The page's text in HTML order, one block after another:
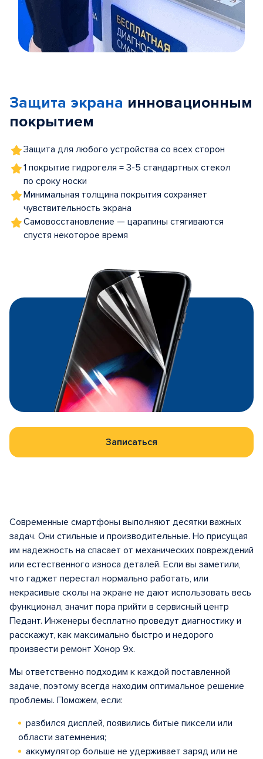
5
Защита экрана инновационным
покрытием
Защита для любого устройства со всех сторон
1 покрытие гидрогеля = 3-5 стандартных стекол
по сроку носки
Минимальная толщина покрытия сохраняет
чувствительность экрана
Самовосстановление — царапины стягиваются
спустя некоторое время
Записаться
Современные смартфоны выполняют десятки важных
задач. Они стильные и производительные. Но присущая
им надежность на спасает от механических повреждений
или естественного износа деталей. Если вы заметили,
что гаджет перестал нормально работать, или
некрасивые сколы на экране не дают использовать весь
функционал, значит пора прийти в сервисный центр
Педант. Инженеры бесплатно проведут диагностику и
расскажут, как максимально быстро и недорого
произвести ремонт Хонор 9x.
Мы ответственно подходим к каждой поставленной
задаче, поэтому всегда находим оптимальное решение
проблемы. Поможем, если:
разбился дисплей, появились битые пиксели или
области затемнения;
аккумулятор больше не удерживает заряд или не